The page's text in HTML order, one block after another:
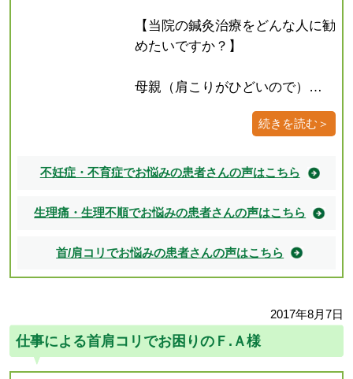
【当院の鍼灸治療をどんな人に勧
めたいですか？】
母親（肩こりがひどいので）…
続きを読む＞
不妊症・不育症でお悩みの患者さんの声はこちら
生理痛・生理不順でお悩みの患者さんの声はこちら
首/肩コリでお悩みの患者さんの声はこちら
2017年8月7日
仕事による首肩コリでお困りのＦ.Ａ様